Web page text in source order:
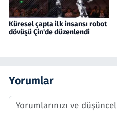
Küresel çapta ilk insansı robot
dövüşü Çin'de düzenlendi
Yorumlar